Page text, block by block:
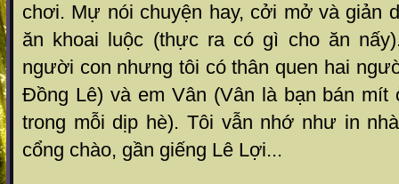
chơi. Mự nói chuyện hay, cởi mở và giản
ăn khoai luộc (thực ra có gì cho ăn
người con nhưng tôi có thân quen hai
Đồng Lê) và em Vân (Vân là bạn bán
trong mỗi dịp hè). Tôi vẫn nhớ như in
cổng chào, gần giếng Lê Lợi...